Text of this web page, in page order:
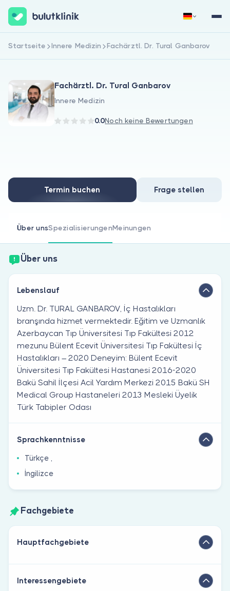
Sind Sie Arzt?
Jetzt registrieren Anmelden
Startseite Innere Medizin Fachärztl. Dr. Tural Ganbarov
Fachärztl. Dr. Tural Ganbarov
Innere Medizin
0.0Noch keine Bewertungen
Termin buchen Frage stellen
Über unsSpezialisierungenMeinungen
Über uns
Lebenslauf
Uzm. Dr. TURAL GANBAROV, İç Hastalıkları
branşında hizmet vermektedir. Eğitim ve Uzmanlık
Azerbaycan Tıp Üniversitesi Tıp Fakültesi 2012
mezunu Bülent Ecevit Üniversitesi Tıp Fakültesi İç
Hastalıkları – 2020 Deneyim: Bülent Ecevit
Üniversitesi Tıp Fakültesi Hastanesi 2016-2020
Bakü Sahil İlçesi Acil Yardım Merkezi 2015 Bakü SH
Medical Group Hastaneleri 2013 Mesleki Üyelik
Türk Tabipler Odası
Sprachkenntnisse
Türkçe ,
İngilizce
Fachgebiete
Hauptfachgebiete
Interessengebiete